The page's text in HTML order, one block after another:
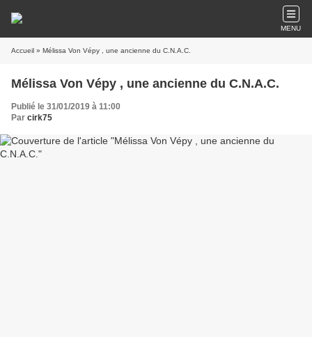
MENU
Accueil » Mélissa Von Vépy , une ancienne du C.N.A.C.
Mélissa Von Vépy , une ancienne du C.N.A.C.
Publié le 31/01/2019 à 11:00
Par cirk75